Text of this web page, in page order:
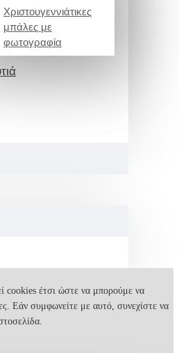
Χριστουγεννιάτικες
μπάλες με
φωτογραφία
cookies έτσι ώστε να μπορούμε να
Εάν συμφωνείτε με αυτό, συνεχίστε να